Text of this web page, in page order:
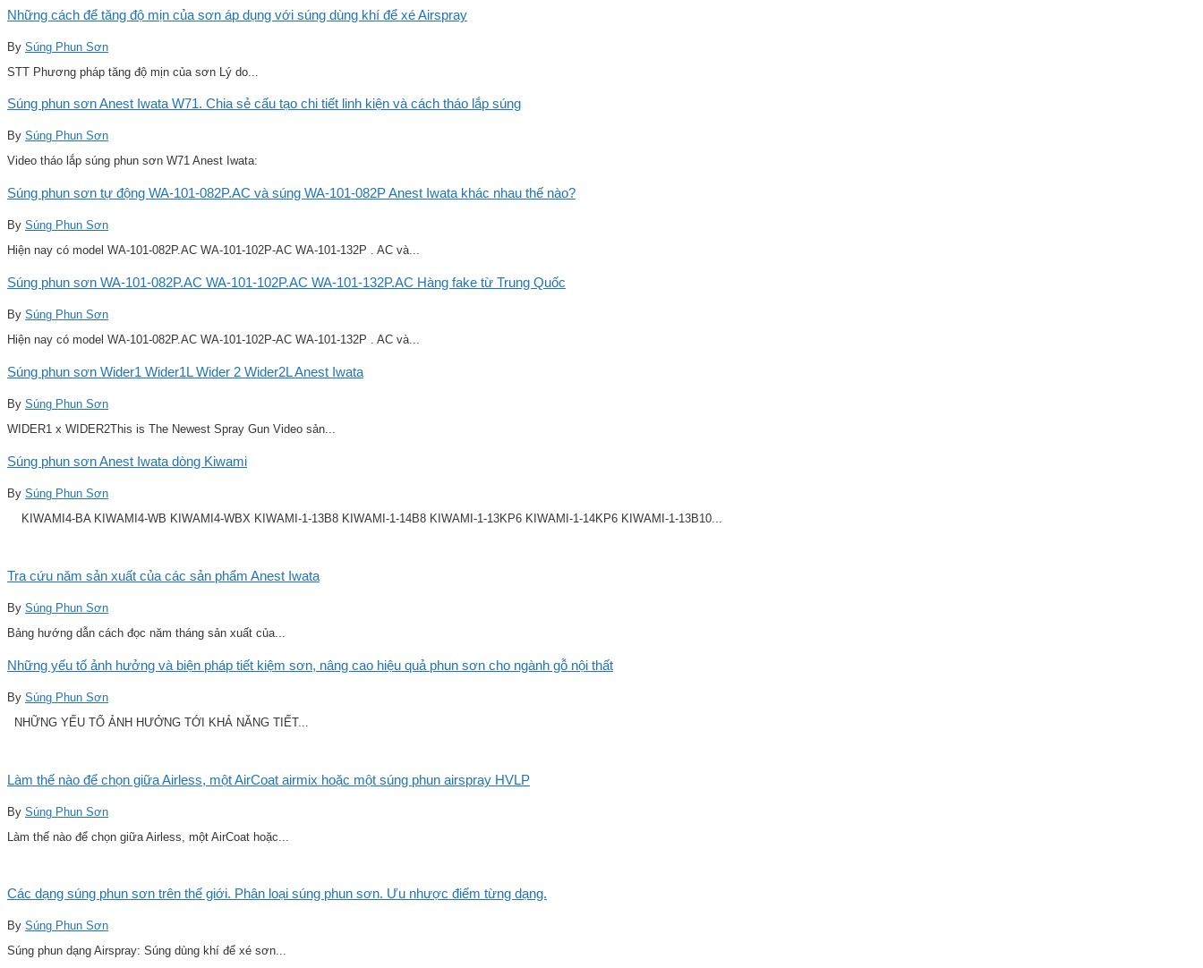
Những cách để tăng độ mịn của sơn áp dụng với súng dùng khí để xé Airspray
By Súng Phun Sơn
STT Phương pháp tăng độ mịn của sơn Lý do...
Súng phun sơn Anest Iwata W71. Chia sẻ cấu tạo chi tiết linh kiện và cách tháo lắp súng
By Súng Phun Sơn
Video tháo lắp súng phun sơn W71 Anest Iwata:
Súng phun sơn tự động WA-101-082P.AC và súng WA-101-082P Anest Iwata khác nhau thế nào?
By Súng Phun Sơn
Hiện nay có model WA-101-082P.AC WA-101-102P-AC WA-101-132P . AC và...
Súng phun sơn WA-101-082P.AC WA-101-102P.AC WA-101-132P.AC Hàng fake từ Trung Quốc
By Súng Phun Sơn
Hiện nay có model WA-101-082P.AC WA-101-102P-AC WA-101-132P . AC và...
Súng phun sơn Wider1 Wider1L Wider 2 Wider2L Anest Iwata
By Súng Phun Sơn
WIDER1 x WIDER2This is The Newest Spray Gun Video sản...
Súng phun sơn Anest Iwata dòng Kiwami
By Súng Phun Sơn
KIWAMI4-BA KIWAMI4-WB KIWAMI4-WBX KIWAMI-1-13B8 KIWAMI-1-14B8 KIWAMI-1-13KP6 KIWAMI-1-14KP6 KIWAMI-1-13B10...
Tra cứu năm sản xuất của các sản phẩm Anest Iwata
By Súng Phun Sơn
Bảng hướng dẫn cách đọc năm tháng sản xuất của...
Những yếu tố ảnh hưởng và biện pháp tiết kiệm sơn, nâng cao hiệu quả phun sơn cho ngành gỗ nội thất
By Súng Phun Sơn
NHỮNG YẾU TỐ ẢNH HƯỞNG TỚI KHẢ NĂNG TIẾT...
Làm thế nào để chọn giữa Airless, một AirCoat airmix hoặc một súng phun airspray HVLP
By Súng Phun Sơn
Làm thế nào để chọn giữa Airless, một AirCoat hoặc...
Các dạng súng phun sơn trên thế giới. Phân loại súng phun sơn. Ưu nhược điểm từng dạng.
By Súng Phun Sơn
Súng phun dạng Airspray: Súng dùng khí để xé sơn...